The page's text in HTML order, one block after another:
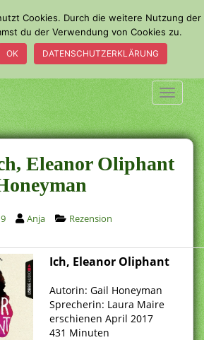
Eleanor Oliphant
Anja Rezension
Ich, Eleanor Oliphant
Autorin: Gail Honeyman
Sprecherin: Laura Maire
erschienen April 2017
431 Minuten
Cookies. Durch die weitere Nutzung der
du der Verwendung von Cookies zu.
OK DATENSCHUTZERKLÄRUNG